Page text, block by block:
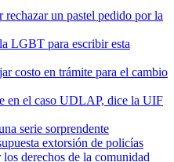
rechazar un pastel pedido por la
LGBT para escribir esta
costo en trámite para el cambio
en el caso UDLAP, dice la UIF
serie sorprendente
extorsión de policías
derechos de la comunidad